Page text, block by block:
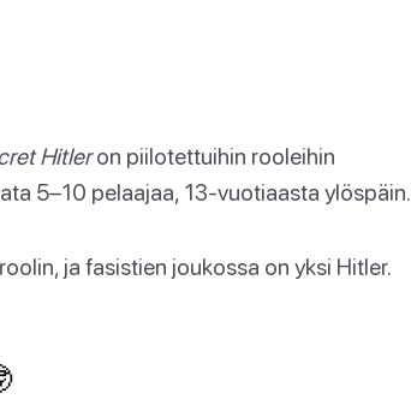
Hitleron piilotettuihin rooleihin
5–10 pelaajaa, 13-vuotiaasta ylöspäin.
ja fasistien joukossa on yksi Hitler.